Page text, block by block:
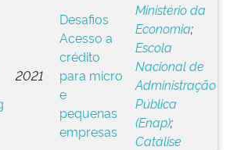
2021
Desafios
Acesso a
crédito
para micro
e
pequenas
empresas
Ministério da
Economia;
Escola
Nacional de
Administração
Pública
(Enap);
Catálise